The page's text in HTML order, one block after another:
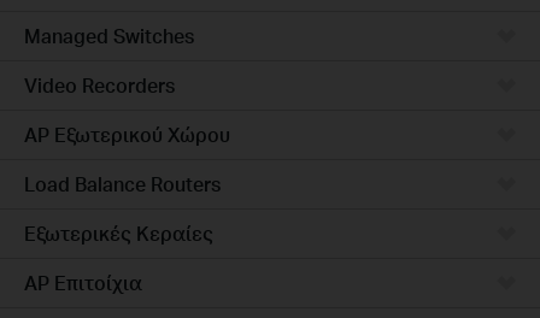
Managed Switches
Video Recorders
AP Εξωτερικού Χώρου
Load Balance Routers
Εξωτερικές Κεραίες
AP Επιτοίχια